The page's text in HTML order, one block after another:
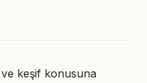
ve keşif konusuna